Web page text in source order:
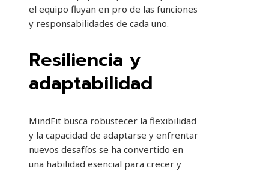
el equipo fluyan en pro de las funciones
y responsabilidades de cada uno.
Resiliencia y
adaptabilidad
MindFit busca robustecer la flexibilidad
y la capacidad de adaptarse y enfrentar
nuevos desafíos se ha convertido en
una habilidad esencial para crecer y